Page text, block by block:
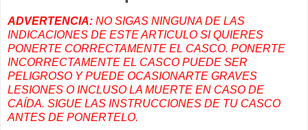
ADVERTENCIA: NO SIGAS NINGUNA DE LAS
INDICACIONES DE ESTE ARTICULO SI QUIERES
PONERTE CORRECTAMENTE EL CASCO. PONERTE
INCORRECTAMENTE EL CASCO PUEDE SER
PELIGROSO Y PUEDE OCASIONARTE GRAVES
LESIONES O INCLUSO LA MUERTE EN CASO DE
CAÍDA. SIGUE LAS INSTRUCCIONES DE TU CASCO
ANTES DE PONERTELO.